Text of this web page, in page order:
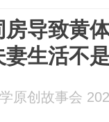
房导致黄
妻生活不
原创故事会